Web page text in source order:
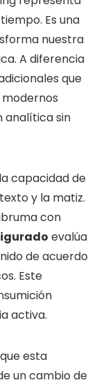
Es una
nuestra
A diferencia
que
analítica sin
capacidad de
y la matiz.
con
evalúa
de acuerdo
Este
activa.
esta
un cambio de